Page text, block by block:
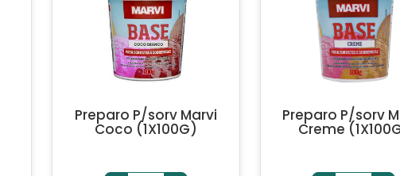
Preparo P/sorv Marvi
Coco (1X100G)
Preparo P/sorv
Creme